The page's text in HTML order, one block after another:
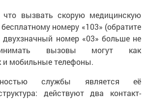
что вызвать скорую медицинскую
номеру «103» (обратите
номер «03» больше не
вызовы могут как
и мобильные телефоны.
службы является её
действуют два контакт-